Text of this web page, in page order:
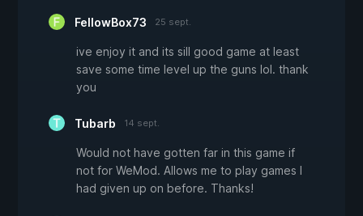
FellowBox73 25 sept.
ive enjoy it and its sill good game at least
save some time level up the guns lol. thank
you
Tubarb 14 sept.
Would not have gotten far in this game if
not for WeMod. Allows me to play games I
had given up on before. Thanks!